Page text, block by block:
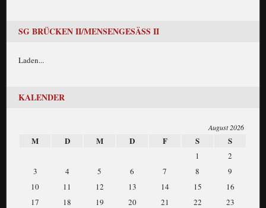
SG BRÜCKEN II/MENSENGESÄSS II
Laden...
KALENDER
August 2026
M D M D F S S
1
2
3
4 5 6 7 8
9
10
11 12 13 14 15
16
17
18 19 20 21 22
23